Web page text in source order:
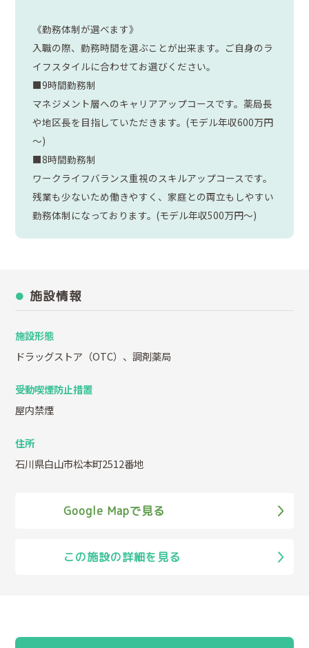
《勤務体制が選べます》
入職の際、勤務時間を選ぶことが出来ます。ご自身のラ
イフスタイルに合わせてお選びください。
■9時間勤務制
マネジメント層へのキャリアアップコースです。薬局長
や地区長を目指していただきます。(モデル年収600万円
～)
■8時間勤務制
ワークライフバランス重視のスキルアップコースです。
残業も少ないため働きやすく、家庭との両立もしやすい
勤務体制になっております。(モデル年収500万円～)
施設情報
施設形態
ドラッグストア（OTC）、調剤薬局
受動喫煙防止措置
屋内禁煙
住所
石川県白山市松本町2512番地
Google Mapで見る
この施設の詳細を見る